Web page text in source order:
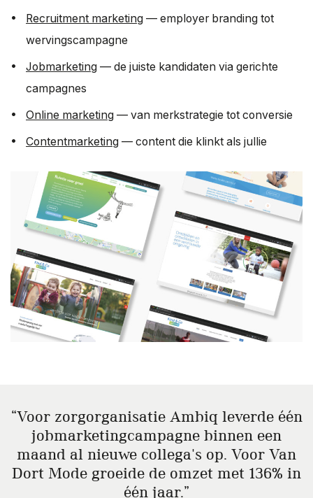
Recruitment marketing — employer branding tot
wervingscampagne
Jobmarketing — de juiste kandidaten via gerichte
campagnes
Online marketing — van merkstrategie tot conversie
Contentmarketing — content die klinkt als jullie
Voor zorgorganisatie Ambiq leverde één
jobmarketingcampagne binnen een
maand al nieuwe collega's op. Voor Van
Dort Mode groeide de omzet met 136% in
één jaar.